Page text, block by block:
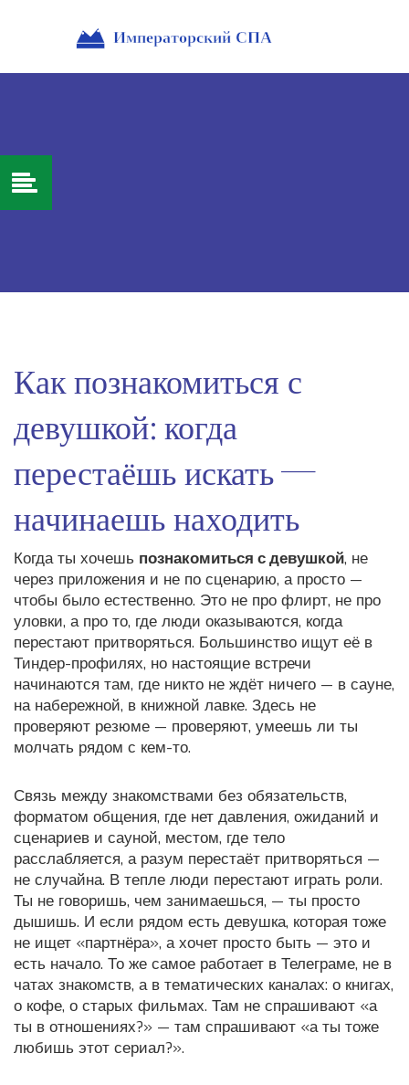
Как познакомиться с
девушкой: когда
перестаёшь искать —
начинаешь находить
Когда ты хочешь познакомиться с девушкой, не
через приложения и не по сценарию, а просто —
чтобы было естественно. Это не про флирт, не про
уловки, а про то, где люди оказываются, когда
перестают притворяться. Большинство ищут её в
Тиндер-профилях, но настоящие встречи
начинаются там, где никто не ждёт ничего — в сауне,
на набережной, в книжной лавке. Здесь не
проверяют резюме — проверяют, умеешь ли ты
молчать рядом с кем-то.
Связь между знакомствами без обязательств,
форматом общения, где нет давления, ожиданий и
сценариев и сауной, местом, где тело
расслабляется, а разум перестаёт притворяться —
не случайна. В тепле люди перестают играть роли.
Ты не говоришь, чем занимаешься, — ты просто
дышишь. И если рядом есть девушка, которая тоже
не ищет «партнёра», а хочет просто быть — это и
есть начало. То же самое работает в Телеграме, не в
чатах знакомств, а в тематических каналах: о книгах,
о кофе, о старых фильмах. Там не спрашивают «а
ты в отношениях?» — там спрашивают «а ты тоже
любишь этот сериал?».